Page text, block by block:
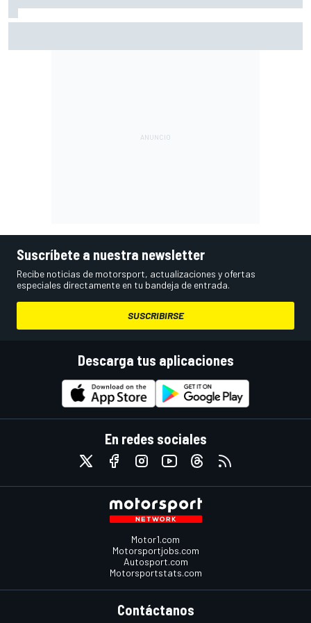
Suscríbete a nuestra newsletter
Recibe noticias de motorsport, actualizaciones y ofertas
especiales directamente en tu bandeja de entrada.
SUSCRIBIRSE
Descarga tus aplicaciones
En redes sociales
Motor1.com
Motorsportjobs.com
Autosport.com
Motorsportstats.com
Contáctanos